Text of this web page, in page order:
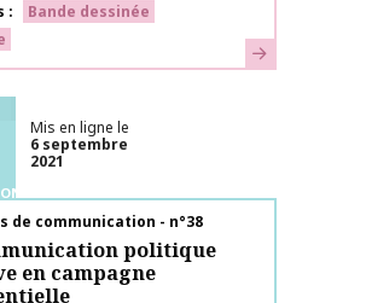
Bande dessinée
En savoir plus
Mis en ligne le
6 septembre
2021
publication
de communication - n°38
politique
en campagne